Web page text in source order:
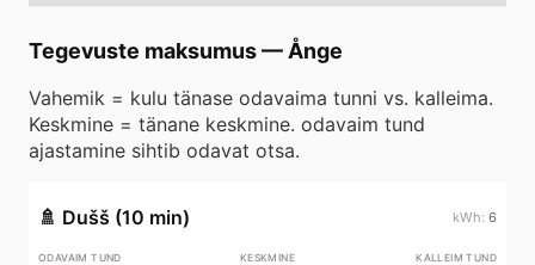
Tegevuste maksumus— Ånge
Vahemik = kulu tänase odavaima tunni vs. kalleima.
Keskmine = tänane keskmine. odavaim tund
ajastamine sihtib odavat otsa.
🚿 Dušš (10 min) 6